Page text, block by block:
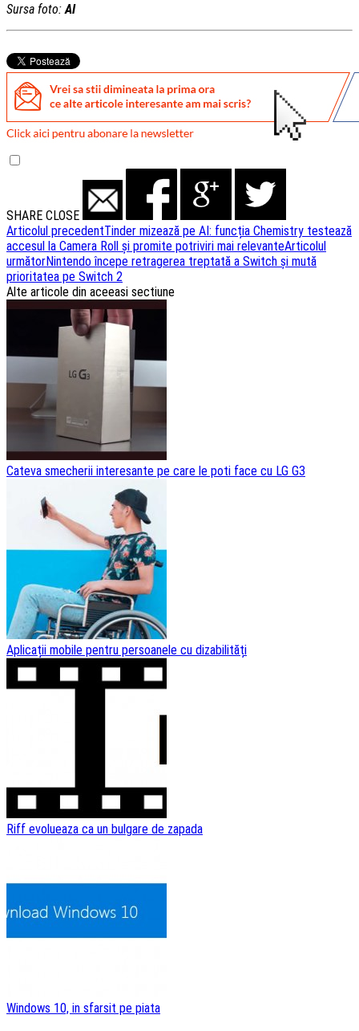
Sursa foto: AI
SHARE CLOSE
Navigare
articole
Articolul precedentTinder mizează pe AI: funcția Chemistry testează
accesul la Camera Roll și promite potriviri mai relevanteArticolul
următorNintendo începe retragerea treptată a Switch și mută
prioritatea pe Switch 2
Alte articole din aceeasi sectiune
Cateva smecherii interesante pe care le poti face cu LG G3
Aplicații mobile pentru persoanele cu dizabilități
Riff evolueaza ca un bulgare de zapada
Windows 10, in sfarsit pe piata